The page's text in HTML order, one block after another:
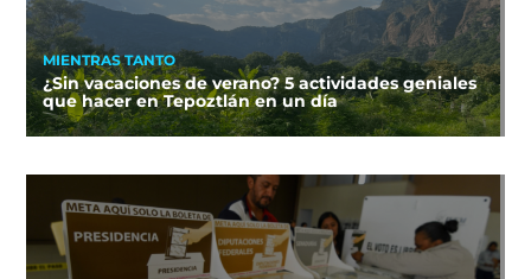
MIENTRAS TANTO
¿Sin vacaciones de verano? 5 actividades geniales
que hacer en Tepoztlán en un día